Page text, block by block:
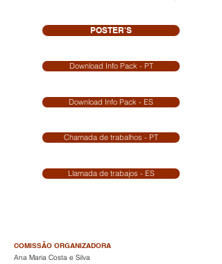
POSTER'S
Download Info Pack - PT
Download Info Pack - ES
Chamada de trabalhos - PT
Llamada de trabajos - ES
COMISSÃO ORGANIZADORA
Ana Maria Costa e Silva